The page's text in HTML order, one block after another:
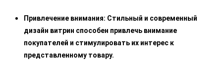
Привлечение внимания: Стильный и современный
дизайн витрин способен привлечь внимание
покупателей и стимулировать их интерес к
представленному товару.